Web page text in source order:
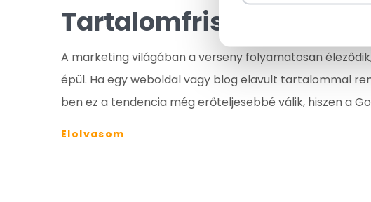
Tartalomfrissítés
A marketing világában a verseny folyamatosan
épül. Ha egy weboldal vagy blog elavult tartalommal
ben ez a tendencia még erőteljesebbé válik, hiszen a
Elolvasom